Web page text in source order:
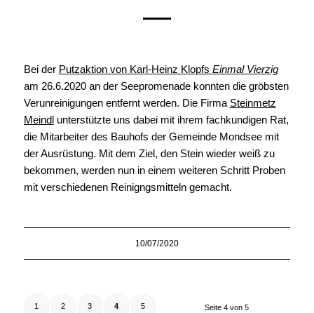
Bei der Putzaktion von Karl-Heinz Klopfs Einmal Vierzig
am 26.6.2020 an der Seepromenade konnten die gröbsten
Verunreinigungen entfernt werden. Die Firma Steinmetz
Meindlunterstützte uns dabei mit ihrem fachkundigen Rat,
die Mitarbeiter des Bauhofs der Gemeinde Mondsee mit
der Ausrüstung. Mit dem Ziel, den Stein wieder weiß zu
bekommen, werden nun in einem weiteren Schritt Proben
mit verschiedenen Reinigngsmitteln gemacht.
10/07/2020
Seite 4 von 5
1 2 3 4 5